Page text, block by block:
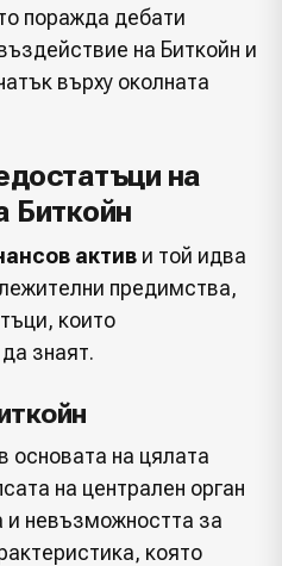
поражда дебати
на Биткойн и
върху околната
на
Биткойн
актив и той идва
предимства,
които
знаят.
основата на цялата
на централен орган
и невъзможността за
която